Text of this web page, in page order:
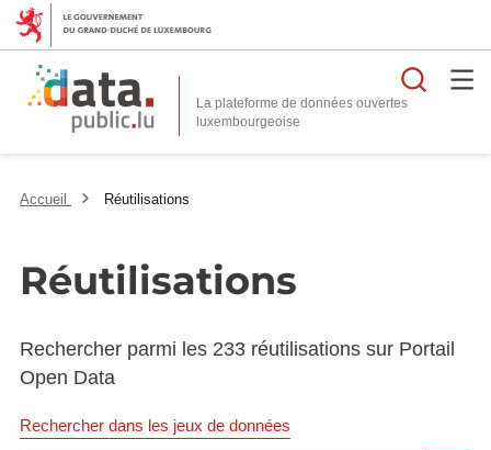
La plateforme de données ouvertes
Accueil Réutilisations
Réutilisations
Rechercher parmi les 233 réutilisations sur Portail
Open Data
Rechercher dans les jeux de données